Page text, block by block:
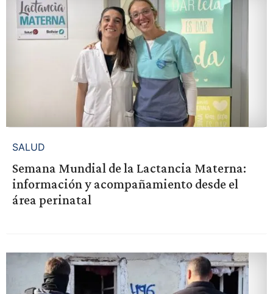
SALUD
Semana Mundial de la Lactancia Materna:
información y acompañamiento desde el
área perinatal